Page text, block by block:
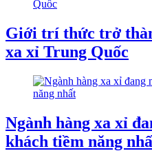
Giới trí thức trở
xa xỉ Trung Quốc
Ngành hàng xa xỉ
khách tiềm năng